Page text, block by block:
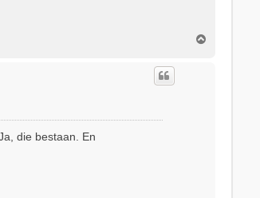
die bestaan. En